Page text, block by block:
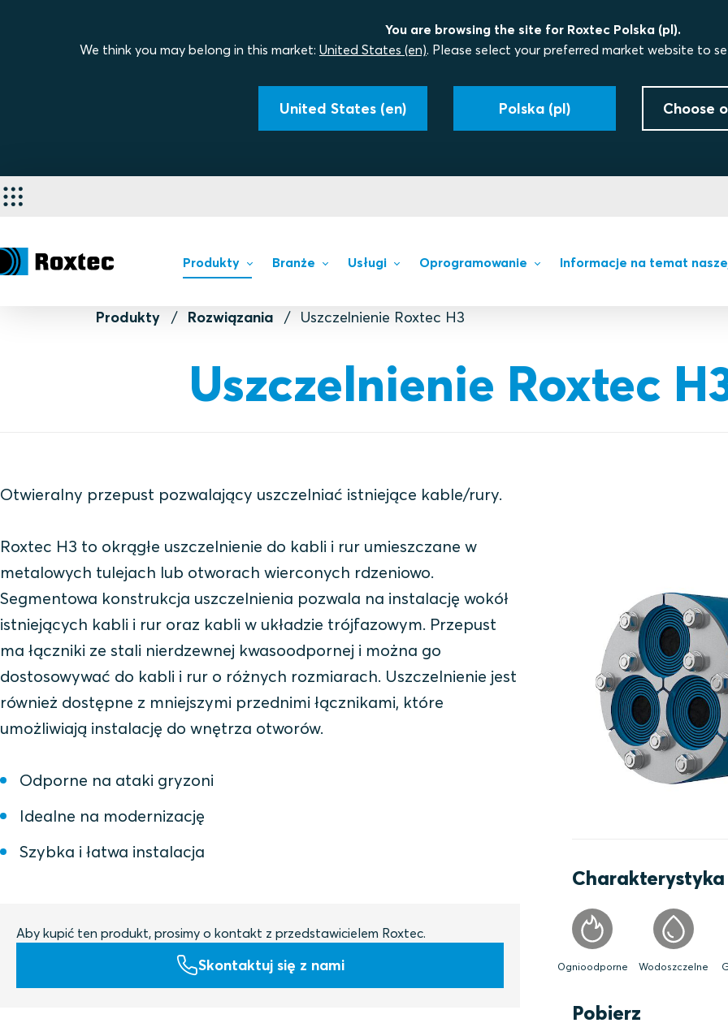
You are browsing the site for Roxtec Polska (pl).
We think you may belong in this market: United States (en). Please select your preferred market website to
United States (en) Polska (pl) Choose
Produkty Branże Usługi Oprogramowanie Informacje na temat
Produkty Rozwiązania Uszczelnienie Roxtec H3
Uszczelnienie Roxtec
Otwieralny przepust pozwalający uszczelniać istniejące kable/rury.
Roxtec H3 to okrągłe uszczelnienie do kabli i rur umieszczane w
metalowych tulejach lub otworach wierconych rdzeniowo.
Segmentowa konstrukcja uszczelnienia pozwala na instalację wokół
istniejących kabli i rur oraz kabli w układzie trójfazowym. Przepust
ma łączniki ze stali nierdzewnej kwasoodpornej i można go
dostosowywać do kabli i rur o różnych rozmiarach. Uszczelnienie jest
również dostępne z mniejszymi przednimi łącznikami, które
umożliwiają instalację do wnętrza otworów.
Odporne na ataki gryzoni
Idealne na modernizację
Szybka i łatwa instalacja
Aby kupić ten produkt, prosimy o kontakt z przedstawicielem Roxtec.
Skontaktuj się z nami Ognioodporne Wodoszczelne
Pobierz